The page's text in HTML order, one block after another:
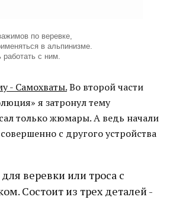
по веревке,
в альпинизме.
с ним.
- Самохваты.Во второй части
я затронул тему
только жюмары. А ведь начали
с другого устройства
веревки или троса с
Состоит из трех деталей -